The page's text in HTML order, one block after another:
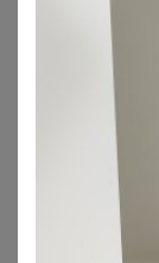
ABOUT